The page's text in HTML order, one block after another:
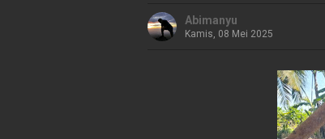
Abimanyu
Kamis, 08 Mei 2025